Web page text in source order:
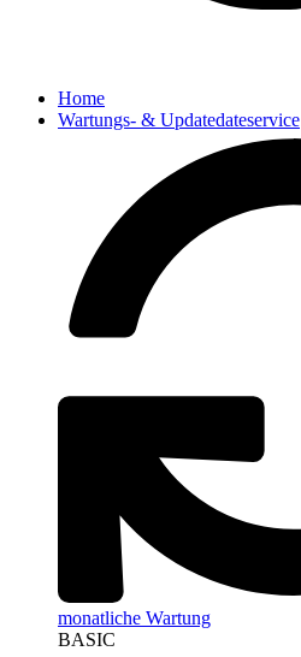
Home
Wartungs- & Updatedateservice
monatliche Wartung
BASIC